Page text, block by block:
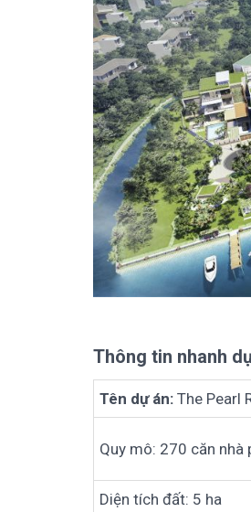
Thông tin nhanh
Tên dự án: The Pearl
Quy mô: 270 căn nhà
Diện tích đất: 5 ha